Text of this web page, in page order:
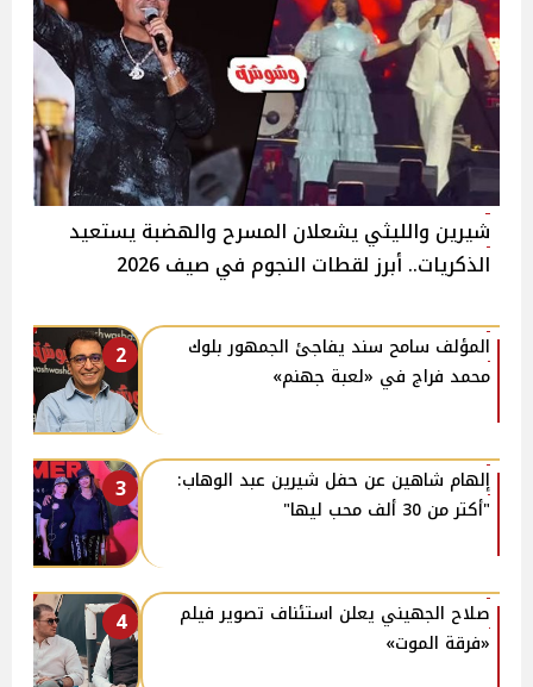
شيرين والليثي يشعلان المسرح والهضبة يستعيد
الذكريات.. أبرز لقطات النجوم في صيف 2026
2
المؤلف سامح سند يفاجئ الجمهور بلوك
محمد فراج في «لعبة جهنم»
3
إلهام شاهين عن حفل شيرين عبد الوهاب:
"أكتر من 30 ألف محب ليها"
4
صلاح الجهيني يعلن استئناف تصوير فيلم
«فرقة الموت»